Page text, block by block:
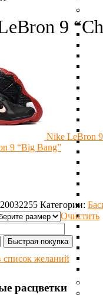
9
Nike LeBron
9 “Big Bang”
Категории:
Очистить
Быстрая покупка
список желаний
расцветки